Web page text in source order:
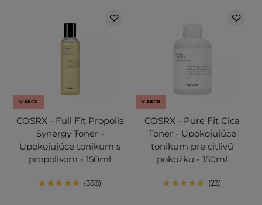
V AKCII
COSRX - Full Fit Propolis
Synergy Toner -
Upokojujúce tonikum s
propolisom - 150ml
383
V AKCII
COSRX - Pure Fit Cica
Toner - Upokojujúce
tonikum pre citlivú
pokožku - 150ml
23